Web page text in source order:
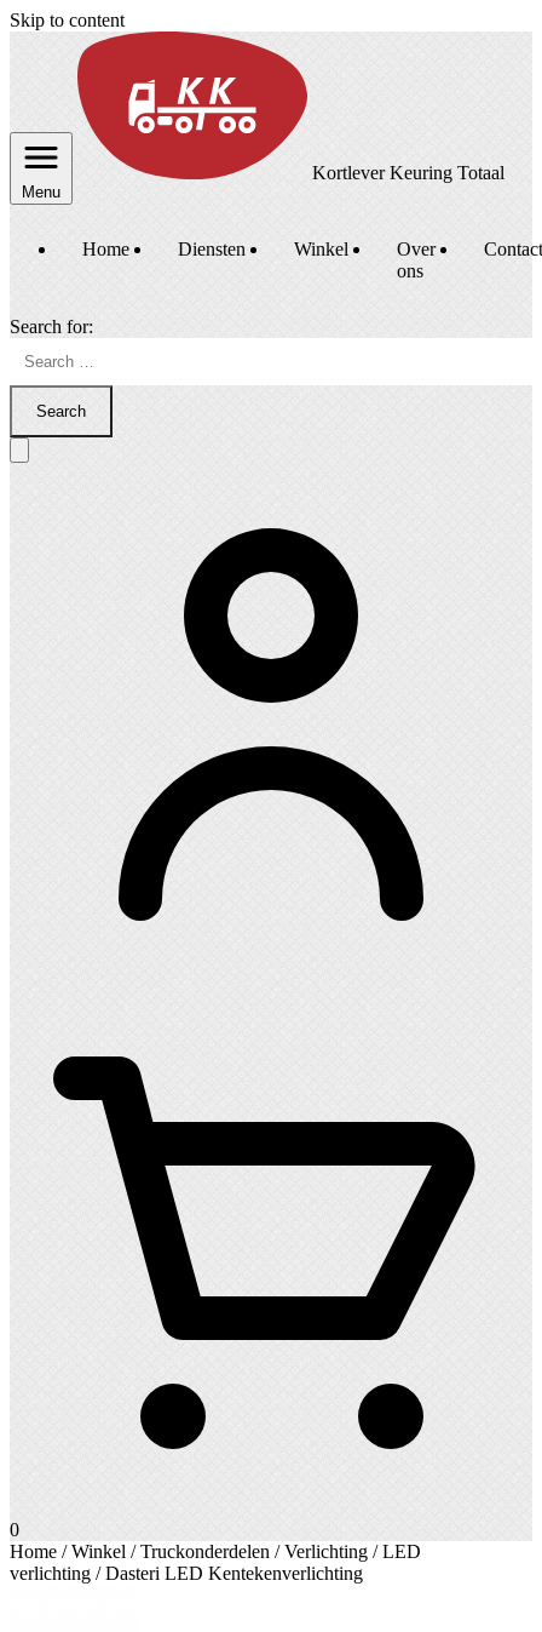
Skip to content
Menu
Kortlever Keuring Totaal
Home Diensten Winkel
Over
ons
Contact
Search for:
Search
0
Home /Winkel /Truckonderdelen /Verlichting /LED
verlichting / Dasteri LED Kentekenverlichting